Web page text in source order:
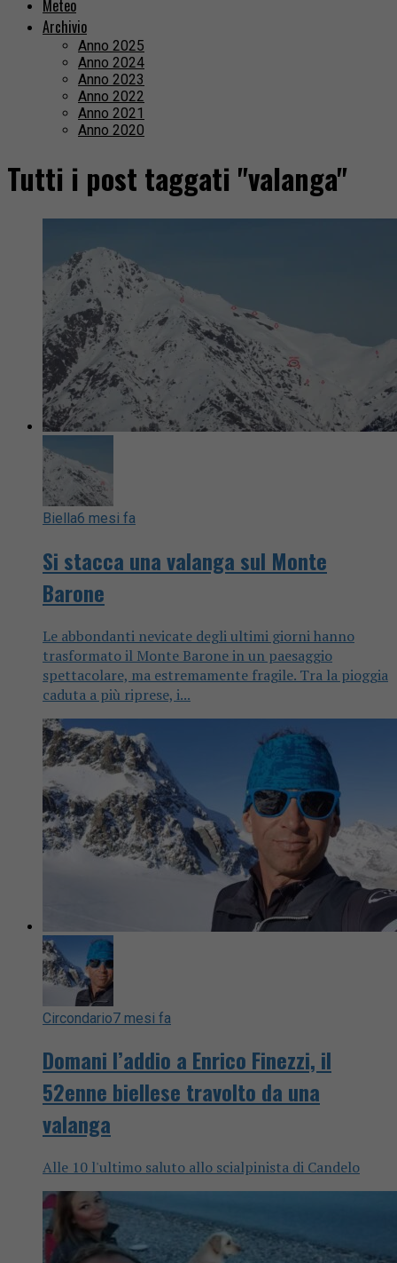
Meteo
Archivio
Anno 2025
Anno 2024
Anno 2023
Anno 2022
Anno 2021
Anno 2020
Tutti i post taggati "valanga"
Biella6 mesi fa
Si stacca una valanga sul Monte
Barone
Le abbondanti nevicate degli ultimi giorni hanno
trasformato il Monte Barone in un paesaggio
spettacolare, ma estremamente fragile. Tra la pioggia
caduta a più riprese, i...
Circondario7 mesi fa
Domani l’addio a Enrico Finezzi, il
52enne biellese travolto da una
valanga
Alle 10 l'ultimo saluto allo scialpinista di Candelo